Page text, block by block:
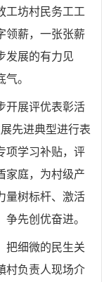
工坊村民务工工
领薪，一张张薪
发展的有力见
。
开展评优表彰活
先进典型进行表
项学习补贴，评
家庭，为村级产
量树标杆、激活
先创优奋进。
把细微的民生关
村负责人现场介